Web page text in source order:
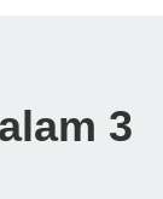
3